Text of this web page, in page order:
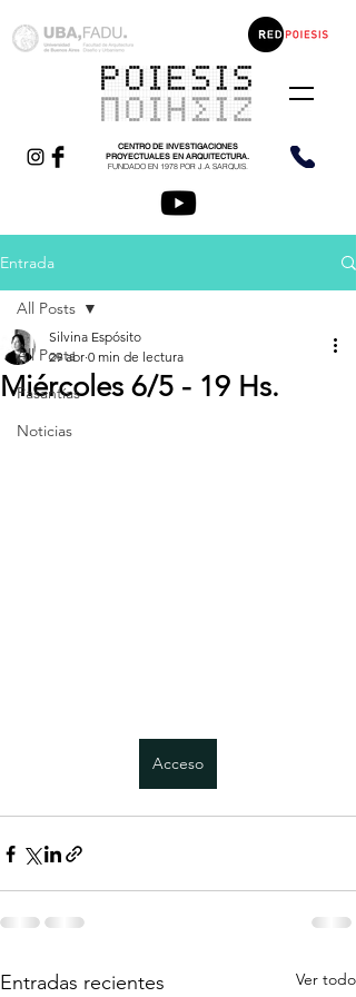
CENTRO DE INVESTIGACIONES
PROYECTUALES EN ARQUITECTURA.
FUNDADO EN 1978 POR J.A SARQUIS.
Entrada
All Posts
Pasantías
Noticias
All Posts
Miércoles 6/5 - 19 Hs.
Silvina Espósito
29 abr 0 min de lectura
Acceso
Entradas recientes Ver todo